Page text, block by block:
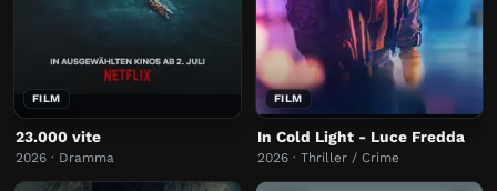
FILM
23.000 vite
2026 · Dramma
FILM
In Cold Light - Luce Fredda
2026 · Thriller / Crime